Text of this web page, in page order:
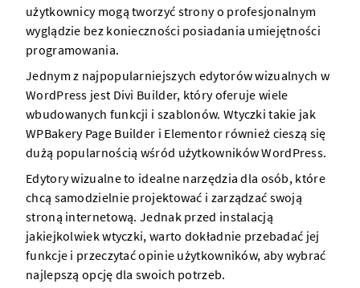
użytkownicy mogą tworzyć strony o profesjonalnym
wyglądzie bez konieczności posiadania umiejętności
programowania.
Jednym z najpopularniejszych edytorów wizualnych w
WordPress jest Divi Builder, który oferuje wiele
wbudowanych funkcji i szablonów. Wtyczki takie jak
WPBakery Page Builder i Elementor również cieszą się
dużą popularnością wśród użytkowników WordPress.
Edytory wizualne to idealne narzędzia dla osób, które
chcą samodzielnie projektować i zarządzać swoją
stroną internetową. Jednak przed instalacją
jakiejkolwiek wtyczki, warto dokładnie przebadać jej
funkcje i przeczytać opinie użytkowników, aby wybrać
najlepszą opcję dla swoich potrzeb.